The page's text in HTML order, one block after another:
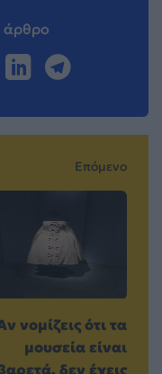
άρθρο
Επόμενο
νομίζεις ότι τα
μουσεία είναι
δεν έχεις